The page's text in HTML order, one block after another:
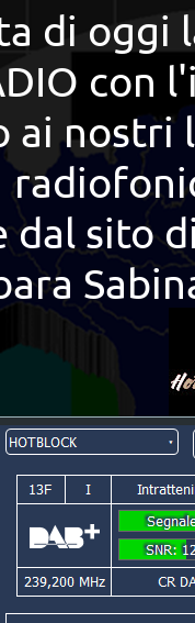
di oggi
con
ai
dal sito